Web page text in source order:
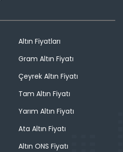
Altın Fiyatları
Gram Altın Fiyatı
Çeyrek Altın Fiyatı
Tam Altın Fiyatı
Yarım Altın Fiyatı
Ata Altın Fiyatı
Altın ONS Fiyatı